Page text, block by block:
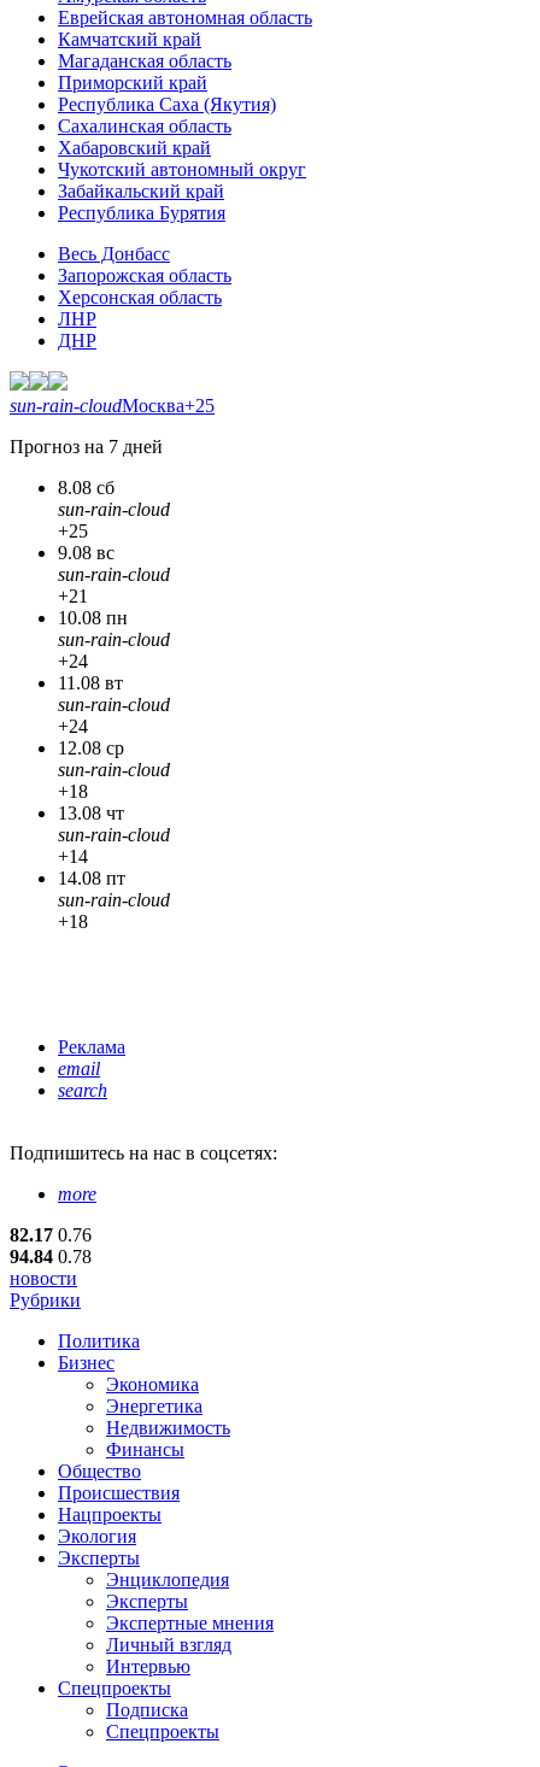
Еврейская автономная область
Камчатский край
Магаданская область
Приморский край
Республика Саха (Якутия)
Сахалинская область
Хабаровский край
Чукотский автономный округ
Забайкальский край
Республика Бурятия
Весь Донбасс
Запорожская область
Херсонская область
ЛНР
ДНР
sun-rain-cloudМосква+25
Прогноз на 7 дней
8.08 сб
sun-rain-cloud
+25
9.08 вс
sun-rain-cloud
+21
10.08 пн
sun-rain-cloud
+24
11.08 вт
sun-rain-cloud
+24
12.08 ср
sun-rain-cloud
+18
13.08 чт
sun-rain-cloud
+14
14.08 пт
sun-rain-cloud
+18
Реклама
email
search
Подпишитесь на нас в соцсетях:
more
82.17 0.76
94.84 0.78
новости
Рубрики
Политика
Бизнес
Экономика
Энергетика
Недвижимость
Финансы
Общество
Происшествия
Нацпроекты
Экология
Эксперты
Энциклопедия
Эксперты
Экспертные мнения
Личный взгляд
Интервью
Спецпроекты
Подписка
Спецпроекты